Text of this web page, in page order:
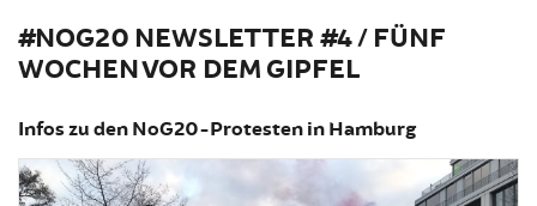
#NOG20 NEWSLETTER #4 / FÜNF
WOCHEN VOR DEM GIPFEL
Infos zu den NoG20-Protesten in Hamburg